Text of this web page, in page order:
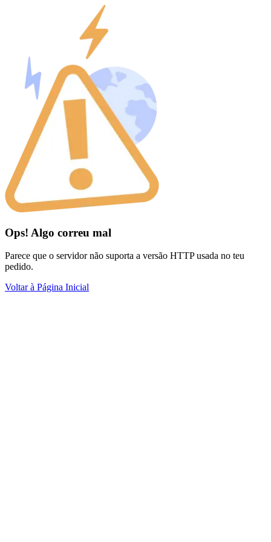
Ops! Algo correu mal
Parece que o servidor não suporta a versão HTTP usada no teu
pedido.
Voltar à Página Inicial